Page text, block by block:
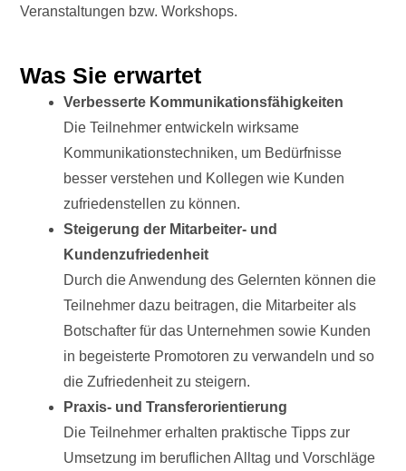
Veranstaltungen bzw. Workshops.
Was Sie erwartet
Verbesserte Kommunikationsfähigkeiten
Die Teilnehmer entwickeln wirksame
Kommunikationstechniken, um Bedürfnisse
besser verstehen und Kollegen wie Kunden
zufriedenstellen zu können.
Steigerung der Mitarbeiter- und
Kundenzufriedenheit
Durch die Anwendung des Gelernten können die
Teilnehmer dazu beitragen, die Mitarbeiter als
Botschafter für das Unternehmen sowie Kunden
in begeisterte Promotoren zu verwandeln und so
die Zufriedenheit zu steigern.
Praxis- und Transferorientierung
Die Teilnehmer erhalten praktische Tipps zur
Umsetzung im beruflichen Alltag und Vorschläge